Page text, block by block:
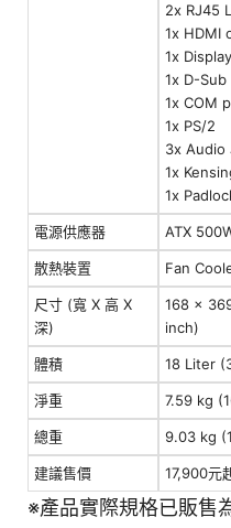
2x RJ45
1x HDMI
1x
1x D-Sub
1x COM
1x PS/2
3x Audio
1x
1x
電源供應器 ATX
散熱裝置 Fan
尺寸 (寬 X 高 X
深)
168 x
inch)
體積 18 Liter
淨重 7.59 kg
總重 9.03 kg
建議售價 17,900元
※產品實際規格已販售